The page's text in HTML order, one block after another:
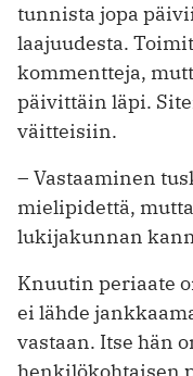
tunnista jopa
laajuudesta.
kommentteja,
päivittäin läpi.
väitteisiin.
– Vastaaminen
mielipidettä,
lukijakunnan
Knuutin periaate
ei lähde
vastaan. Itse hän